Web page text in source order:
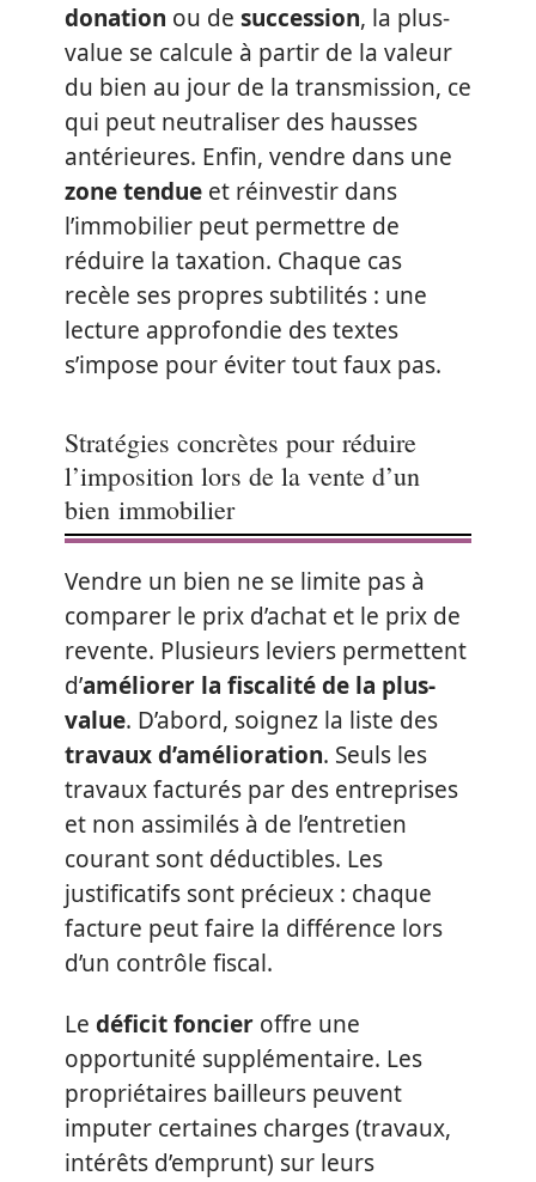
donation ou de succession, la plus-
value se calcule à partir de la valeur
du bien au jour de la transmission, ce
qui peut neutraliser des hausses
antérieures. Enfin, vendre dans une
zone tendue et réinvestir dans
l’immobilier peut permettre de
réduire la taxation. Chaque cas
recèle ses propres subtilités : une
lecture approfondie des textes
s’impose pour éviter tout faux pas.
Stratégies concrètes pour réduire
l’imposition lors de la vente d’un
bien immobilier
Vendre un bien ne se limite pas à
comparer le prix d’achat et le prix de
revente. Plusieurs leviers permettent
d’améliorer la fiscalité de la plus-
value. D’abord, soignez la liste des
travaux d’amélioration. Seuls les
travaux facturés par des entreprises
et non assimilés à de l’entretien
courant sont déductibles. Les
justificatifs sont précieux : chaque
facture peut faire la différence lors
d’un contrôle fiscal.
Le déficit foncier offre une
opportunité supplémentaire. Les
propriétaires bailleurs peuvent
imputer certaines charges (travaux,
intérêts d’emprunt) sur leurs